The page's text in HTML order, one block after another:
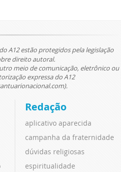
A12 estão protegidos pela legislação
direito autoral.
meio de comunicação, eletrônico ou
expressa do A12
Redação
aplicativo aparecida
campanha da fraternidade
dúvidas religiosas
espiritualidade